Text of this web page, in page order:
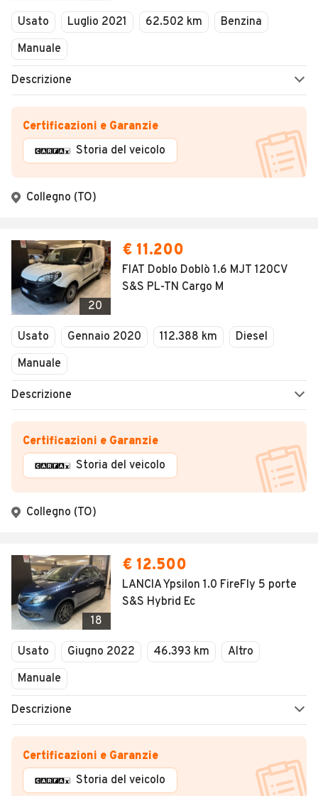
Usato Luglio 2021 62.502 km
Benzina
Manuale
Descrizione
Certificazioni e Garanzie
Storia del veicolo
Collegno (TO)
20
€ 11.200
FIAT Doblo Doblò 1.6 MJT 120CV
S&S PL-TN Cargo M
Usato Gennaio 2020 112.388 km
Diesel
Manuale
Descrizione
Certificazioni e Garanzie
Storia del veicolo
Collegno (TO)
18
€ 12.500
LANCIA Ypsilon 1.0 FireFly 5 porte
S&S Hybrid Ec
Usato Giugno 2022 46.393 km
Altro
Manuale
Descrizione
Certificazioni e Garanzie
Storia del veicolo